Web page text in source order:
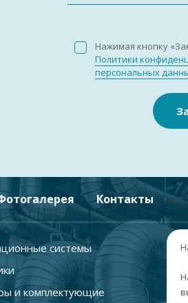
Нажимая кнопку
Политики
персональных
Контакты
системы
и комплектующие